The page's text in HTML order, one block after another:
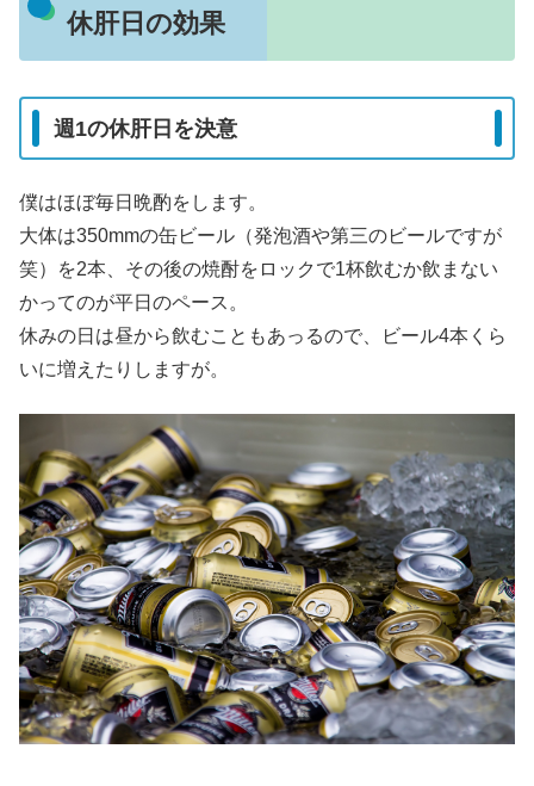
休肝日の効果
週1の休肝日を決意
僕はほぼ毎日晩酌をします。
大体は350mmの缶ビール（発泡酒や第三のビールですが
笑）を2本、その後の焼酎をロックで1杯飲むか飲まない
かってのが平日のペース。
休みの日は昼から飲むこともあっるので、ビール4本くら
いに増えたりしますが。